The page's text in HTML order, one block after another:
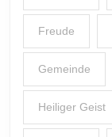
Freude
Gemeinde
Heiliger Geist